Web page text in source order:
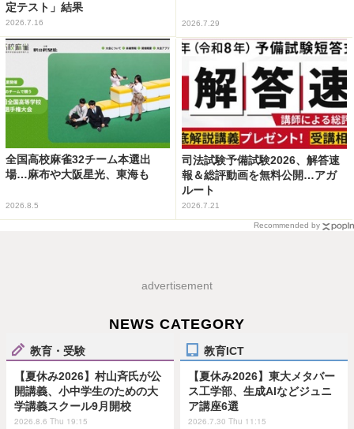
定テスト」結果
2026.7.16 2026.7.29
全国高校麻雀32チーム本選出
場…麻布や大阪星光、東海も
2026.8.5
司法試験予備試験2026、解答速
報＆総評動画を無料公開…アガ
ルート
2026.7.21
Recommended by
advertisement
NEWS CATEGORY
教育・受験
【夏休み2026】村山斉氏が公
開講義、小中学生のための大
学講義スクール9月開校
2026.8.6 Thu 19:15
教育ICT
【夏休み2026】東大メタバー
ス工学部、生成AIなどジュニ
ア講座6選
2026.7.30 Thu 11:15